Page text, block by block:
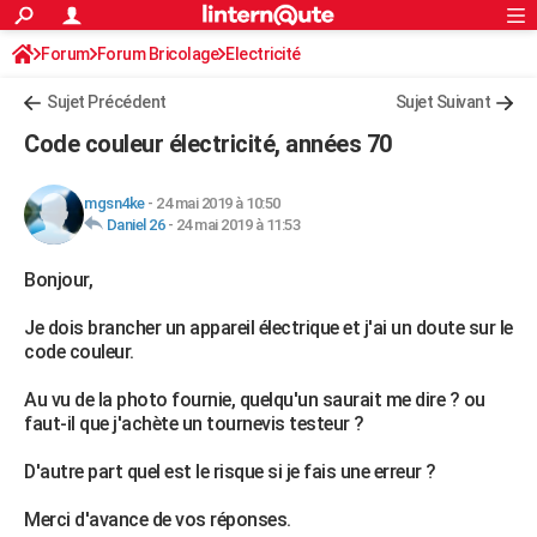
ACTUALITÉS
Politique
Société
Faits Divers
Education
Monde
Villes
+
Retraite
Impôts
Epargne
Immobilier
Risques naturels par ville
Banque
Assurance
Crédit
AUTO
HIGH-TECH
BRICOLAGE
Forum
Aménagement intérieur
Extérieur
Cuisine
Salle de bains
Jardinage
Rangement
Guides de France
Escapades
Patrimoine
Expositions
Musées
Week-end nature
+LIFESTYLE
Art de vivre
Bien-être
Loisirs
ModeModes de vie
SANTE
Alimentation
Guide de la santé
Maladies
Médicaments
Sommeil
VOYAGE
S'inscrire
Connexion
Forum Forum Bricolage Electricité
Sujet Précédent Sujet Suivant
Code couleur électricité, années 70
mgsn4ke- 24 mai 2019 à 10:50
Daniel 26- 24 mai 2019 à 11:53
Bonjour,
Je dois brancher un appareil électrique et j'ai un doute sur le
code couleur.
Au vu de la photo fournie, quelqu'un saurait me dire ? ou
faut-il que j'achète un tournevis testeur ?
D'autre part quel est le risque si je fais une erreur ?
Merci d'avance de vos réponses.